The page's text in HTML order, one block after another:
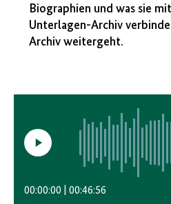
Biographien und was sie
Unterlagen-Archiv
Archiv weitergeht.
Video
abspielen/anhalten
00:00:00 00:46:56